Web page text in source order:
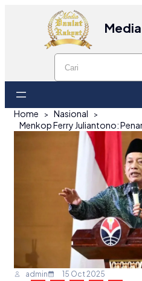
Home
Nasional
admin 15 Oct 2025